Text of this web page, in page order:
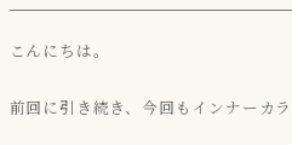
こんにちは。
前回に引き続き、今回もインナーカラ